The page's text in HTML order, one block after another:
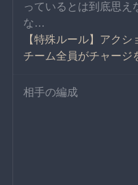
っているとは到底思
な…
【特殊ルール】アク
チーム全員がチャージ
相手の編成